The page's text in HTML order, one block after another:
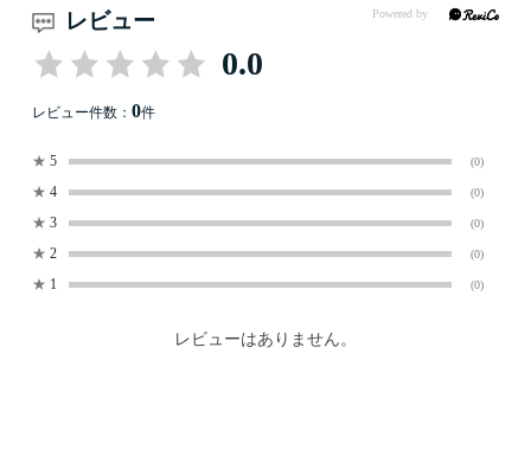
レビュー
0.0
レビュー件数： 0件
★ 5 (0)
★ 4 (0)
★ 3 (0)
★ 2 (0)
★ 1 (0)
レビューはありません。